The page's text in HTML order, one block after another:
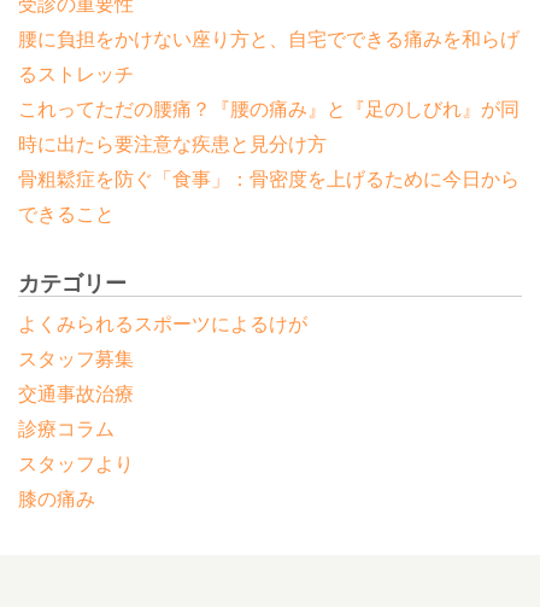
腰に負担をかけない座り方と、自宅でできる痛みを和らげ
るストレッチ
これってただの腰痛？『腰の痛み』と『足のしびれ』が同
時に出たら要注意な疾患と見分け方
骨粗鬆症を防ぐ「食事」：骨密度を上げるために今日から
できること
カテゴリー
よくみられるスポーツによるけが
スタッフより
スタッフ募集
交通事故治療
膝の痛み
診療コラム